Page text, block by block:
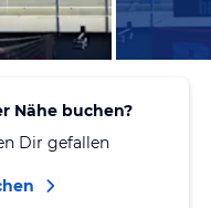
Nähe buchen?
Dir gefallen